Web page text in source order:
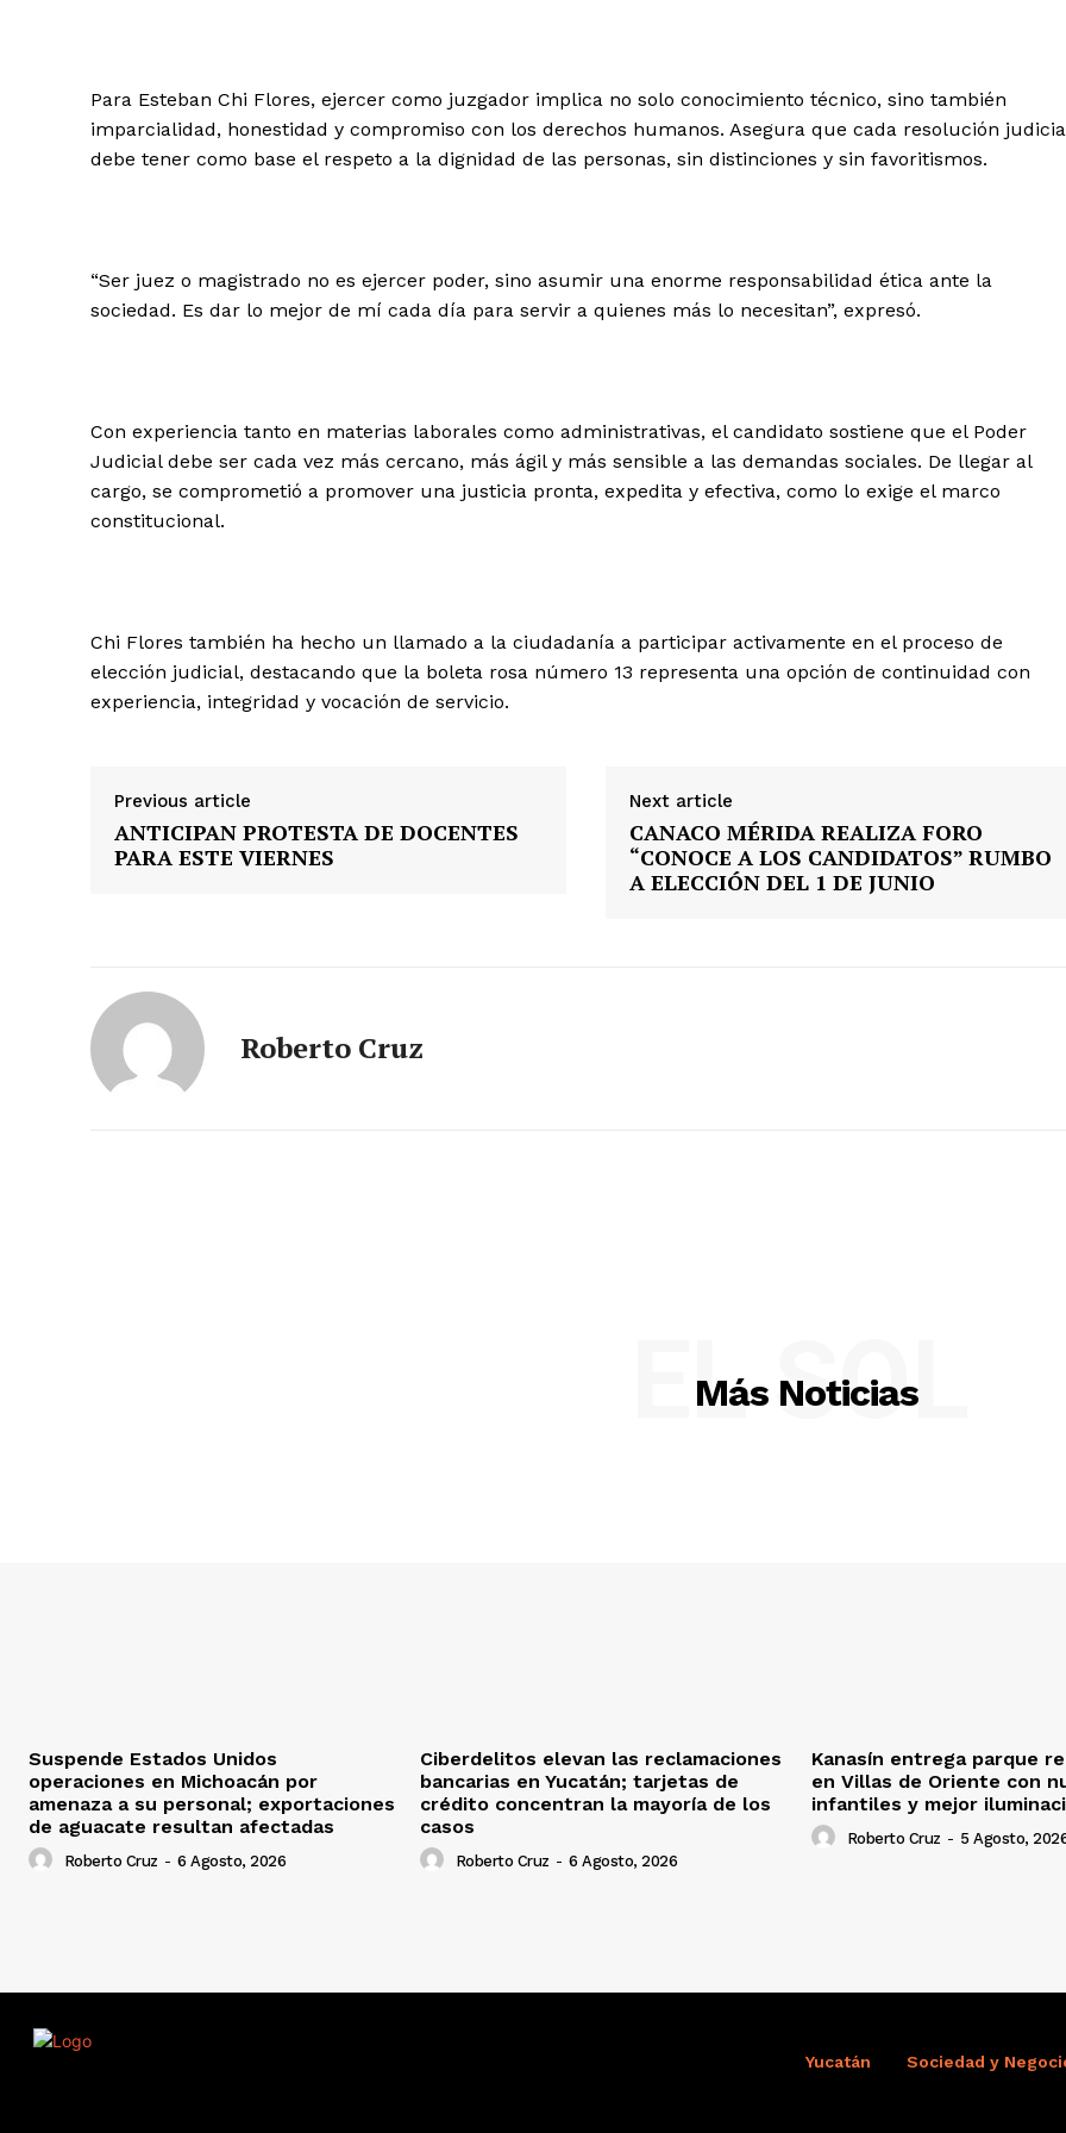
Para Esteban Chi Flores, ejercer como juzgador implica no solo conocimiento técnico, sino también
imparcialidad, honestidad y compromiso con los derechos humanos. Asegura que cada resolución
debe tener como base el respeto a la dignidad de las personas, sin distinciones y sin favoritismos.
“Ser juez o magistrado no es ejercer poder, sino asumir una enorme responsabilidad ética ante la
sociedad. Es dar lo mejor de mí cada día para servir a quienes más lo necesitan”, expresó.
Con experiencia tanto en materias laborales como administrativas, el candidato sostiene que el Poder
Judicial debe ser cada vez más cercano, más ágil y más sensible a las demandas sociales. De llegar al
cargo, se comprometió a promover una justicia pronta, expedita y efectiva, como lo exige el marco
constitucional.
Chi Flores también ha hecho un llamado a la ciudadanía a participar activamente en el proceso de
elección judicial, destacando que la boleta rosa número 13 representa una opción de continuidad con
experiencia, integridad y vocación de servicio.
Previous article
ANTICIPAN PROTESTA DE DOCENTES
PARA ESTE VIERNES
Next article
CANACO MÉRIDA REALIZA FORO
“CONOCE A LOS CANDIDATOS” RUMBO
A ELECCIÓN DEL 1 DE JUNIO
Roberto Cruz
Más Noticias
EL SOL
Suspende Estados Unidos
operaciones en Michoacán por
amenaza a su personal; exportaciones
de aguacate resultan afectadas
Roberto Cruz - 6 Agosto, 2026
Ciberdelitos elevan las reclamaciones
bancarias en Yucatán; tarjetas de
crédito concentran la mayoría de los
casos
Roberto Cruz - 6 Agosto, 2026
Kanasín entrega parque
en Villas de Oriente con
infantiles y mejor
Roberto Cruz - 5 Agosto,
Yucatán Sociedad y